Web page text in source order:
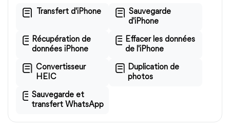
Transfert d'iPhone
Sauvegarde
d'iPhone
Récupération de
données iPhone
Effacer les données
de l'iPhone
Convertisseur
HEIC
Duplication de
photos
Sauvegarde et
transfert WhatsApp